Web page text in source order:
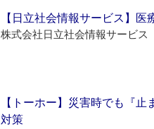
【日立社会情報サービス】
株式会社日立社会情報サービス
【トーホー】災害時でも『
対策